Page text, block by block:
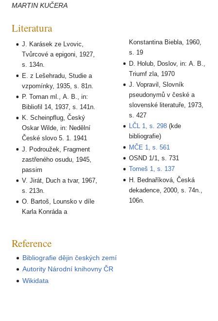
MARTIN KUČERA
Literatura
J. Karásek ze Lvovic,
Tvůrcové a epigoni, 1927,
s. 134n.
E. z Lešehradu, Studie a
vzpomínky, 1935, s. 81n.
P. Toman ml., A. B., in:
Bibliofil 14, 1937, s. 141n.
K. Scheinpflug, Český
Oskar Wilde, in: Nedělní
České slovo 5. 1. 1941
J. Podroužek, Fragment
zastřeného osudu, 1945,
passim
V. Jirát, Duch a tvar, 1967,
s. 213n.
O. Bartoš, Lounsko v díle
Karla Konráda a
Konstantina Biebla, 1960,
s. 19
D. Holub, Doslov, in: A. B.,
Triumf zla, 1970
J. Vopravil, Slovník
pseudonymů v české a
slovenské literatuře, 1973,
s. 427
LČL 1, s. 298 (kde
bibliografie)
MČE 1, s. 561
OSND 1/1, s. 731
Tomeš 1, s. 137
H. Bednaříková, Česká
dekadence, 2000, s. 74n.,
106n.
Reference
Bibliografie dějin českých zemí
Autority Národní knihovny ČR
Wikidata